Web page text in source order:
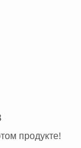
продукте!